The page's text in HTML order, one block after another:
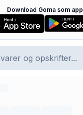
Download Goma som app